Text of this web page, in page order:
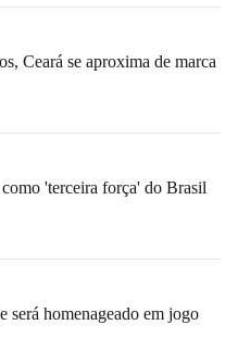
Ceará se aproxima de marca
'terceira força' do Brasil
será homenageado em jogo